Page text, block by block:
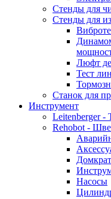
Стенды для
Стенды для
Люфт
Тест
Станок для
Инструмент
Leitenberger -
Rehobot -
Насосы